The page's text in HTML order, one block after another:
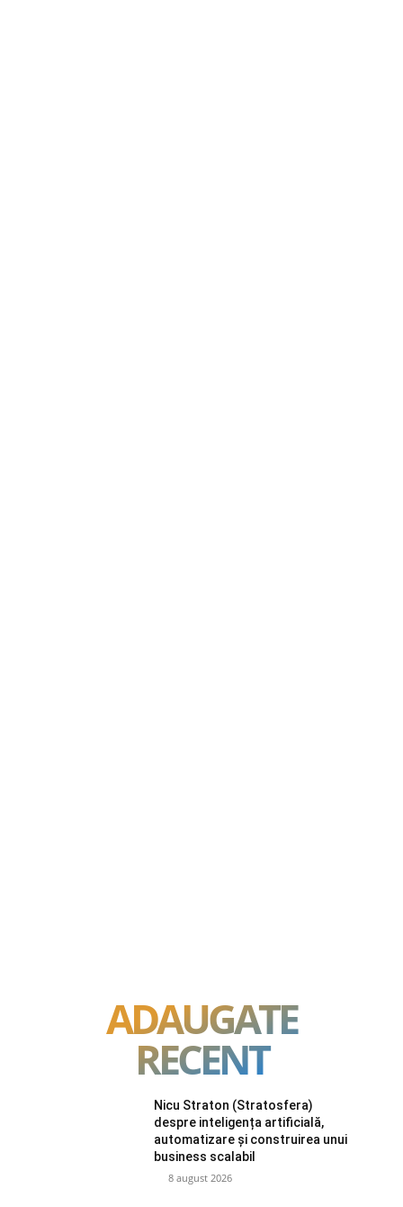
ADAUGATE
RECENT
Nicu Straton (Stratosfera)
despre inteligența artificială,
automatizare și construirea unui
business scalabil
8 august 2026